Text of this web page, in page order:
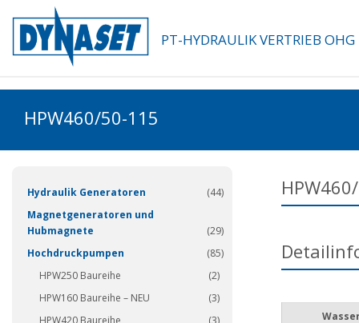
PT-HYDRAULIK VERTRIEB OHG
HPW460/50-115
Hydraulik Generatoren
(44)
Magnetgeneratoren und
Hubmagnete
(29)
Hochdruckpumpen
(85)
HPW250 Baureihe
(2)
HPW160 Baureihe – NEU
(3)
HPW420 Baureihe
(3)